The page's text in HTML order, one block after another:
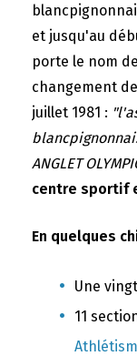
et jusqu'au
porte le nom
changement
juillet 1981 :
ANGLET
centre sportif
En quelques
Une
11